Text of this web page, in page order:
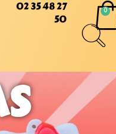
02 35 48 27
50